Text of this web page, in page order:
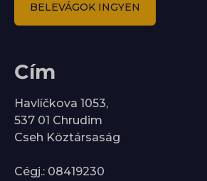
BELEVÁGOK INGYEN
Cím
Havlíčkova 1053,
537 01 Chrudim
Cseh Köztársaság
Cégj.: 08419230